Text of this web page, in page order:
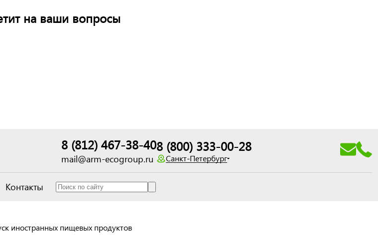
на ваши вопросы
8 (812) 467-38-40
mail@arm-ecogroup.ru
8 (800) 333-00-28
Санкт-Петербург
Контакты
иностранных пищевых продуктов